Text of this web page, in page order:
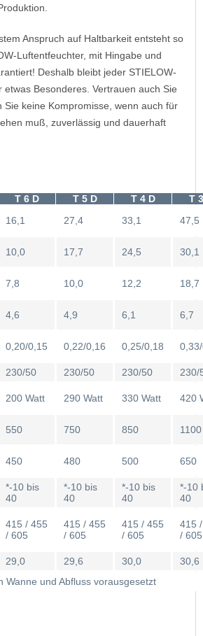
Anspruch auf Haltbarkeit entsteht so
Luftentfeuchter, mit Hingabe und
Deshalb bleibt jeder STIELOW-
etwas Besonderes. Vertrauen auch Sie
Sie keine Kompromisse, wenn auch für
muß, zuverlässig und dauerhaft
T 6 D T 5 D T 4 D
T
16,1 27,4 33,1 47,5
10,0 17,7 24,5 30,1
7,8 10,0 12,2 18,7
4,6 4,9 6,1 6,7
0,20/0,15 0,22/0,16 0,25/0,18
230/50 230/50 230/50
230/
200 Watt 290 Watt 330 Watt 420
550 750 850 1100
450 480 500 650
*-10 bis
40
*-10 bis
40
*-10 bis
40
*-10
40
415 / 455
/ 605
415 / 455
/ 605
415 / 455
/ 605
415
/ 605
29,0 29,6 30,0
30,6
Wanne und Abfluss vorausgesetzt